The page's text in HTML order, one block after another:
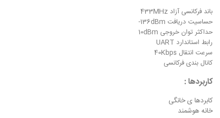
باند فرکانسی آزاد 433MHz
حساسیت دریافت 136dBm-
حداکثر توان خروجی 10dBm
رابط استاندارد UART
سرعت انتقال 40Kbps
کانال بندی فرکانسی
کاربردها :
کابردها ی خانگی
خانه هوشمند